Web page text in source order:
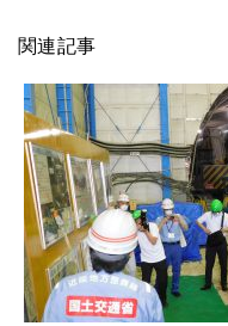
関連記事